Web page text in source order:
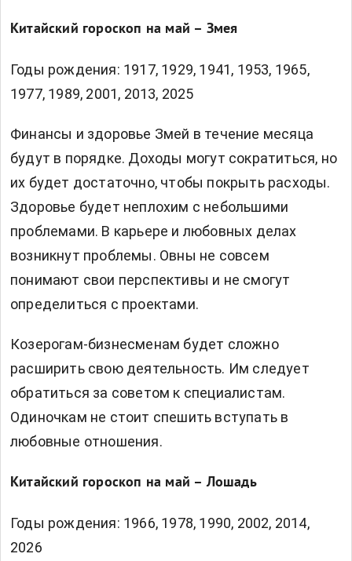
Китайский гороскоп на май – Змея
Годы рождения: 1917, 1929, 1941, 1953, 1965,
1977, 1989, 2001, 2013, 2025
Финансы и здоровье Змей в течение месяца
будут в порядке. Доходы могут сократиться, но
их будет достаточно, чтобы покрыть расходы.
Здоровье будет неплохим с небольшими
проблемами. В карьере и любовных делах
возникнут проблемы. Овны не совсем
понимают свои перспективы и не смогут
определиться с проектами.
Козерогам-бизнесменам будет сложно
расширить свою деятельность. Им следует
обратиться за советом к специалистам.
Одиночкам не стоит спешить вступать в
любовные отношения.
Китайский гороскоп на май – Лошадь
Годы рождения: 1966, 1978, 1990, 2002, 2014,
2026